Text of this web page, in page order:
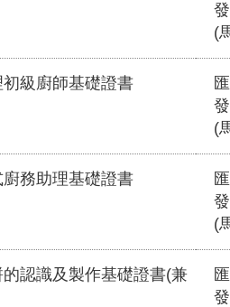
(
初級廚師基礎證書
(
務助理基礎證書
(
認識及製作基礎證書(兼